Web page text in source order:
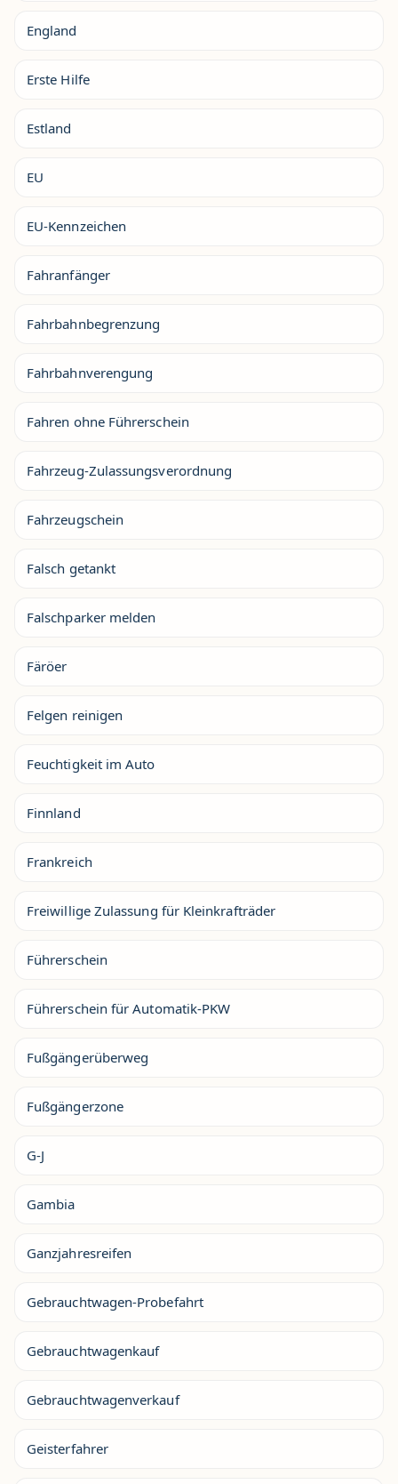
England
Erste Hilfe
Estland
EU
EU-Kennzeichen
Fahranfänger
Fahrbahnbegrenzung
Fahrbahnverengung
Fahren ohne Führerschein
Fahrzeug-Zulassungsverordnung
Fahrzeugschein
Falsch getankt
Falschparker melden
Färöer
Felgen reinigen
Feuchtigkeit im Auto
Finnland
Frankreich
Freiwillige Zulassung für Kleinkrafträder
Führerschein
Führerschein für Automatik-PKW
Fußgängerüberweg
Fußgängerzone
G-J
Gambia
Ganzjahresreifen
Gebrauchtwagen-Probefahrt
Gebrauchtwagenkauf
Gebrauchtwagenverkauf
Geisterfahrer